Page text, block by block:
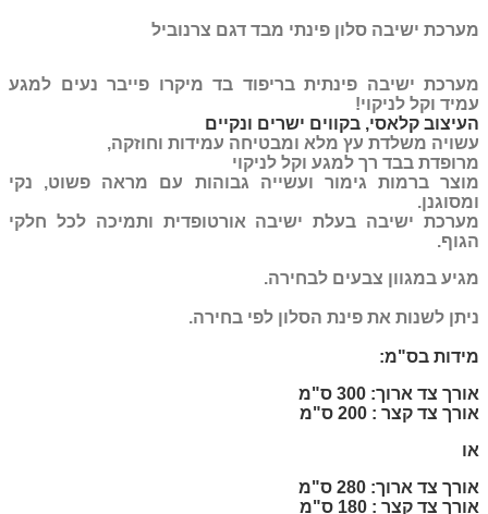
מערכת ישיבה סלון פינתי מבד דגם צרנוביל
מערכת ישיבה פינתית בריפוד בד מיקרו פייבר נעים למגע
עמיד וקל לניקוי!
העיצוב קלאסי, בקווים ישרים ונקיים
עשויה משלדת עץ מלא ומבטיחה עמידות וחוזקה,
מרופדת בבד רך למגע וקל לניקוי
מוצר ברמות גימור ועשייה גבוהות עם מראה פשוט, נקי
ומסוגנן.
מערכת ישיבה בעלת ישיבה אורטופדית ותמיכה לכל חלקי
הגוף.
מגיע במגוון צבעים לבחירה.
ניתן לשנות את פינת הסלון לפי בחירה.
מידות בס"מ:
אורך צד ארוך: 300 ס"מ
אורך צד קצר : 200 ס"מ
או
אורך צד ארוך: 280 ס"מ
אורך צד קצר : 180 ס"מ